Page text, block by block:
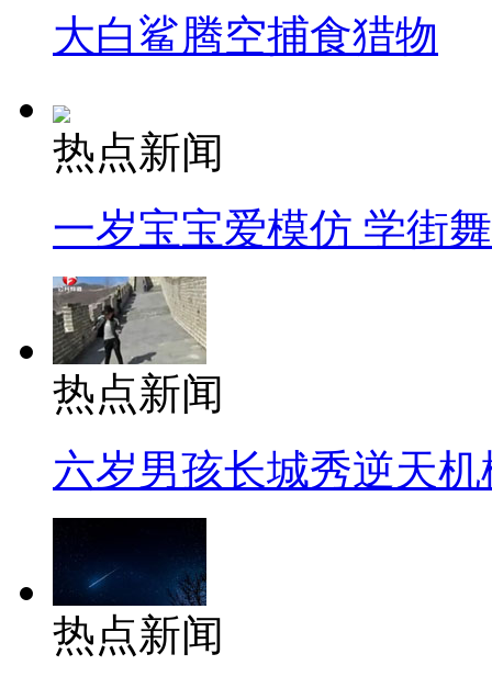
大白鲨腾空捕食猎物
热点新闻
一岁宝宝爱模仿 学街
热点新闻
六岁男孩长城秀逆天机
热点新闻